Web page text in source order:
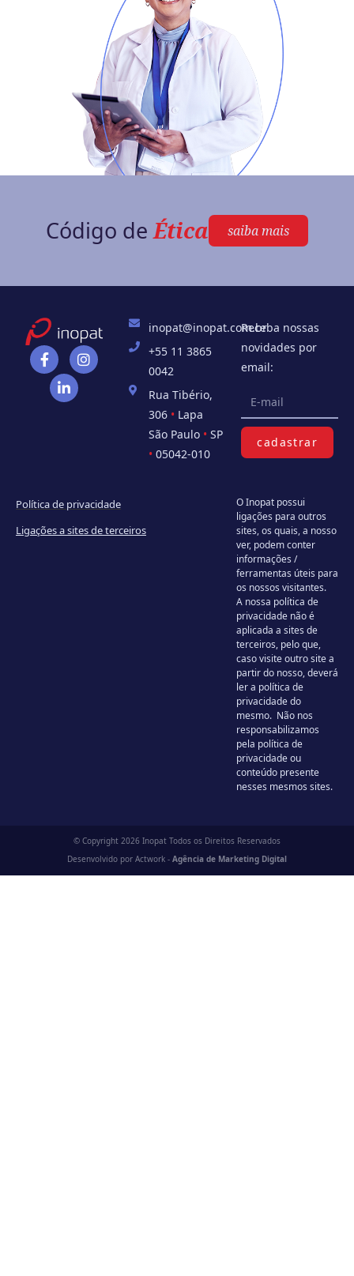
Código deÉtica saiba mais
inopat@inopat.com.br
+55 11 3865
0042
Rua Tibério,
306 • Lapa
São Paulo •SP
• 05042-010
Receba nossas
novidades por
email:
cadastrar
Política de privacidade
Ligações a sites de terceiros
O Inopat possui
ligações para outros
sites, os quais, a nosso
ver, podem conter
informações /
ferramentas úteis para
os nossos visitantes.
A nossa política de
privacidade não é
aplicada a sites de
terceiros, pelo que,
caso visite outro site a
partir do nosso, deverá
ler a política de
privacidade do
mesmo. Não nos
responsabilizamos
pela política de
privacidade ou
conteúdo presente
nesses mesmos sites.
© Copyright 2026 Inopat Todos os Direitos Reservados
Desenvolvido por Actwork - Agência de Marketing Digital